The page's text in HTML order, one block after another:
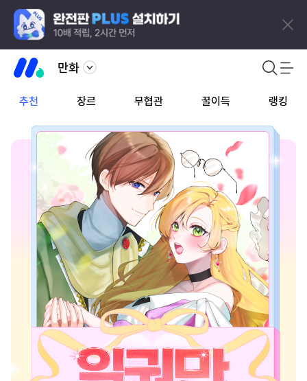
만화
추천 장르 무협관 꿀이득 랭킹